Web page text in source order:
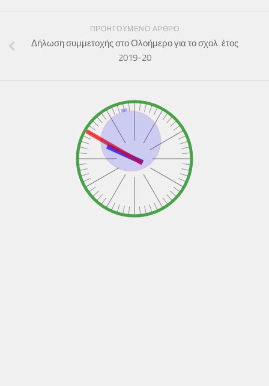
ΠΡΟΗΓΟΎΜΕΝΟ ΆΡΘΡΟ
Δήλωση συμμετοχής στο Ολοήμερο για το σχολ. έτος
2019-20